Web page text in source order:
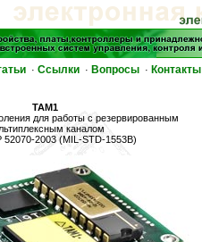
· Ссылки · Вопросы · Контакты
ТАМ1
для работы с резервированным
каналом
2003 (MIL-STD-1553B)